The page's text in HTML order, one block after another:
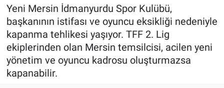
Yeni Mersin İdmanyurdu Spor Kulübü,
başkanının istifası ve oyuncu eksikliği nedeniyle
kapanma tehlikesi yaşıyor. TFF 2. Lig
ekiplerinden olan Mersin temsilcisi, acilen yeni
yönetim ve oyuncu kadrosu oluşturmazsa
kapanabilir.